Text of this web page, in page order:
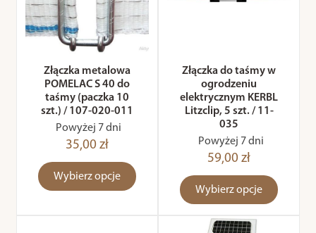
Złączka metalowa
POMELAC S 40 do
taśmy (paczka 10
szt.) / 107-020-011
Powyżej 7 dni
35,00 zł
Wybierz opcje
Złączka do taśmy w
ogrodzeniu
elektrycznym KERBL
Litzclip, 5 szt. / 11-
035
Powyżej 7 dni
59,00 zł
Wybierz opcje